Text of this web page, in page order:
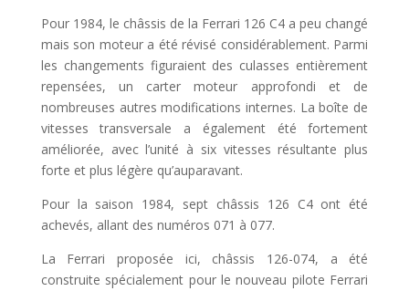
Pour 1984, le châssis de la Ferrari 126 C4 a peu changé
mais son moteur a été révisé considérablement. Parmi
les changements figuraient des culasses entièrement
repensées, un carter moteur approfondi et de
nombreuses autres modifications internes. La boîte de
vitesses transversale a également été fortement
améliorée, avec l’unité à six vitesses résultante plus
forte et plus légère qu’auparavant.
Pour la saison 1984, sept châssis 126 C4 ont été
achevés, allant des numéros 071 à 077.
La Ferrari proposée ici, châssis 126-074, a été
construite spécialement pour le nouveau pilote Ferrari